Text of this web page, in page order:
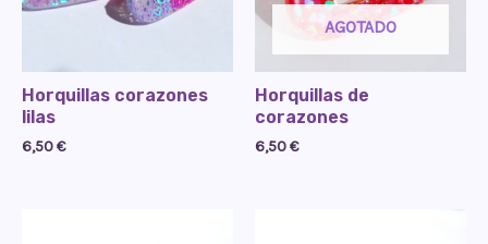
Horquillas corazones
lilas
6,50€
AGOTADO
Horquillas de
corazones
6,50€